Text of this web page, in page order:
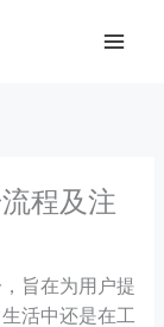
程及注
旨在为用户提
活中还是在工